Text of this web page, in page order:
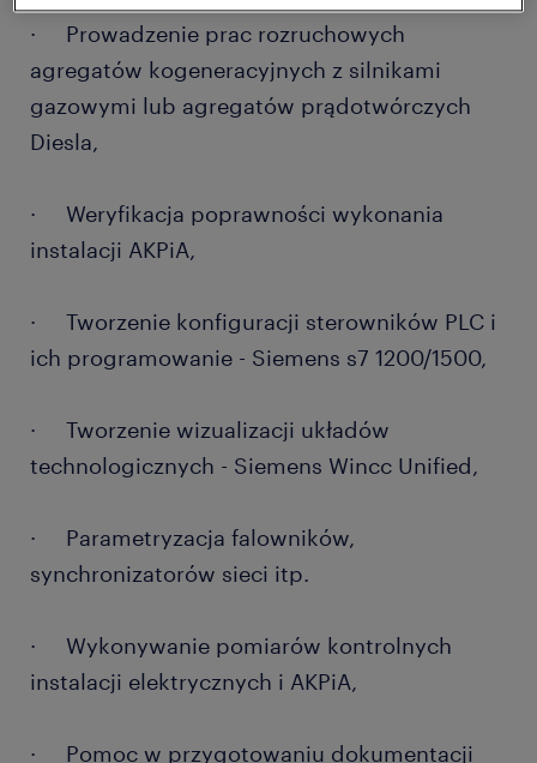
· Prowadzenie prac rozruchowych
agregatów kogeneracyjnych z silnikami
gazowymi lub agregatów prądotwórczych
Diesla,
· Weryfikacja poprawności wykonania
instalacji AKPiA,
· Tworzenie konfiguracji sterowników PLC i
ich programowanie - Siemens s7 1200/1500,
· Tworzenie wizualizacji układów
technologicznych - Siemens Wincc Unified,
· Parametryzacja falowników,
synchronizatorów sieci itp.
· Wykonywanie pomiarów kontrolnych
instalacji elektrycznych i AKPiA,
· Pomoc w przygotowaniu dokumentacji